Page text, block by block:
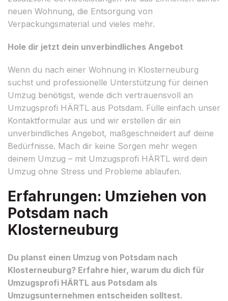
neuen Wohnung, die Entsorgung von
Verpackungsmaterial und vieles mehr.
Hole dir jetzt dein unverbindliches Angebot
Wenn du nach einer Wohnung in Klosterneuburg
suchst und professionelle Unterstützung für deinen
Umzug benötigst, wende dich vertrauensvoll an
Umzugsprofi HÄRTL aus Potsdam. Fülle einfach unser
Kontaktformular aus und wir erstellen dir ein
unverbindliches Angebot, maßgeschneidert auf deine
Bedürfnisse. Mach dir keine Sorgen mehr wegen
deinem Umzug – mit Umzugsprofi HÄRTL wird dein
Umzug ohne Stress und Probleme ablaufen.
Erfahrungen: Umziehen von
Potsdam nach
Klosterneuburg
Du planst einen Umzug von Potsdam nach
Klosterneuburg? Erfahre hier, warum du dich für
Umzugsprofi HÄRTL aus Potsdam als
Umzugsunternehmen entscheiden solltest.